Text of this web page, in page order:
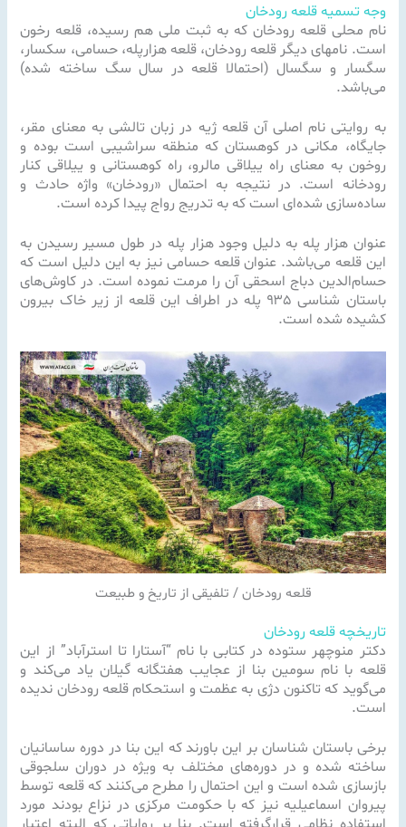
وجه تسمیه قلعه رودخان
نام محلی قلعه رودخان که به ثبت ملی هم رسیده، قلعه رخون
است. نامهای دیگر قلعه رودخان، قلعه هزارپله، حسامی، سکسار،
سگسار و سگسال (احتمالا قلعه در سال سگ ساخته شده)
می‌باشد.
به روایتی نام اصلی آن قلعه ژیه در زبان تالشی به معنای مقر،
جایگاه، مکانی در کوهستان که منطقه سراشیبی است بوده و
روخون به معنای راه ییلاقی مالرو، راه کوهستانی و ییلاقی کنار
رودخانه است. در نتیجه به احتمال «رودخان» واژه‌ حادث و
ساده‌سازی شده‌ای است که به تدریج رواج پیدا کرده است.
عنوان هزار پله به دلیل وجود هزار پله در طول مسیر رسیدن به
این قلعه می‌باشد. عنوان قلعه حسامی نیز به این دلیل است که
حسام‌الدین دباج اسحقی آن را مرمت نموده است. در کاوش‌های
باستان شناسی ۹۳۵ پله در اطراف این قلعه از زیر خاک بیرون
کشیده شده است.
قلعه رودخان / تلفیقی از تاریخ و طبیعت
تاریخچه قلعه رودخان
دکتر منوچهر ستوده در کتابی با نام “آستارا تا استرآباد” از این
قلعه با نام سومین بنا از عجایب هفتگانه گیلان یاد می‌کند و
می‌گوید که تاکنون دژی به عظمت و استحکام قلعه رودخان ندیده
است.
برخی باستان شناسان بر این باورند که این بنا در دوره ساسانیان
ساخته شده و در دوره‌های مختلف به ویژه در دوران سلجوقی
بازسازی شده است و این احتمال را مطرح می‌کنند که قلعه توسط
پیروان اسماعیلیه نیز که با حکومت مرکزی در نزاع بودند مورد